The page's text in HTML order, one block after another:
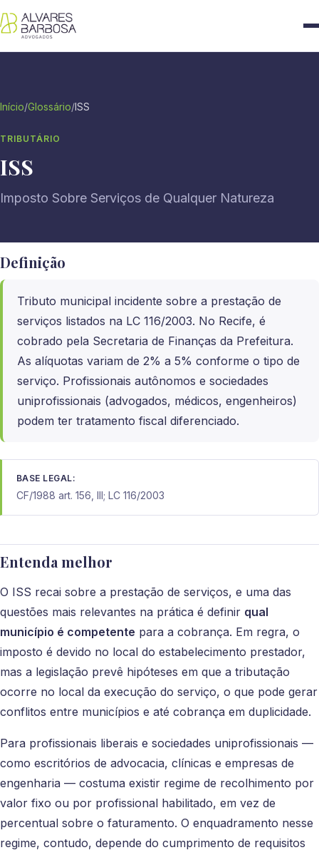
Início/Glossário/ISS
TRIBUTÁRIO
ISS
Imposto Sobre Serviços de Qualquer Natureza
Definição
Tributo municipal incidente sobre a prestação de
serviços listados na LC 116/2003. No Recife, é
cobrado pela Secretaria de Finanças da Prefeitura.
As alíquotas variam de 2% a 5% conforme o tipo de
serviço. Profissionais autônomos e sociedades
uniprofissionais (advogados, médicos, engenheiros)
podem ter tratamento fiscal diferenciado.
BASE LEGAL:
CF/1988 art. 156, III; LC 116/2003
Entenda melhor
O ISS recai sobre a prestação de serviços, e uma das
questões mais relevantes na prática é definir qual
município é competente para a cobrança. Em regra, o
imposto é devido no local do estabelecimento prestador,
mas a legislação prevê hipóteses em que a tributação
ocorre no local da execução do serviço, o que pode gerar
conflitos entre municípios e até cobrança em duplicidade.
Para profissionais liberais e sociedades uniprofissionais —
como escritórios de advocacia, clínicas e empresas de
engenharia — costuma existir regime de recolhimento por
valor fixo ou por profissional habilitado, em vez de
percentual sobre o faturamento. O enquadramento nesse
regime, contudo, depende do cumprimento de requisitos